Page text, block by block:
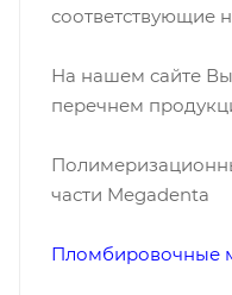
соответствующие
На нашем сайте
перечнем
части Megadenta
Пломбировочные